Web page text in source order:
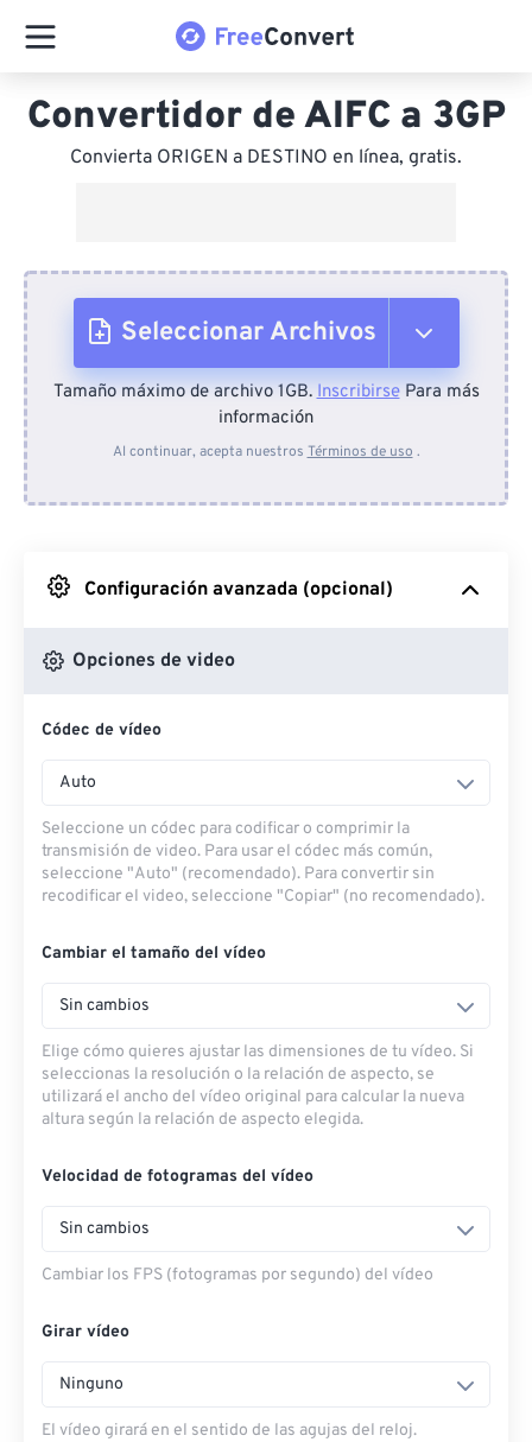
Convertidor de AIFC a 3GP
Convierta ORIGEN a DESTINO en línea, gratis.
Seleccionar Archivos
Desde el dispositivo
Desde Google Drive
Desde OneDrive
Desde URL
Tamaño máximo de archivo 1GB.InscribirsePara más
información
Al continuar, acepta nuestros Términos de uso .
Configuración avanzada (opcional)
Opciones de video
Códec de vídeo
Auto
Seleccione un códec para codificar o comprimir la
transmisión de video. Para usar el códec más común,
seleccione "Auto" (recomendado). Para convertir sin
recodificar el video, seleccione "Copiar" (no recomendado).
Cambiar el tamaño del vídeo
Sin cambios
Elige cómo quieres ajustar las dimensiones de tu vídeo. Si
seleccionas la resolución o la relación de aspecto, se
utilizará el ancho del vídeo original para calcular la nueva
altura según la relación de aspecto elegida.
Velocidad de fotogramas del vídeo
Sin cambios
Cambiar los FPS (fotogramas por segundo) del vídeo
Girar vídeo
Ninguno
El vídeo girará en el sentido de las agujas del reloj.